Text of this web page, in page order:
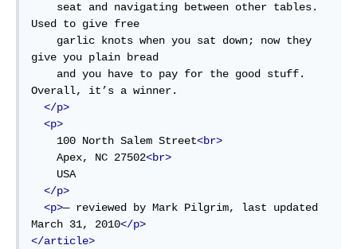
    seat
and
navigating between other tables.
Used to give free
give you plain bread
and
you have to pay for the good stuff.
Overall, it’s a winner.
</p>
<p>
100 North Salem Street<br>
    Apex, NC
27502<br>
</p>
<p>— reviewed by Mark Pilgrim, last updated
March 31, 2010</p>
</article>